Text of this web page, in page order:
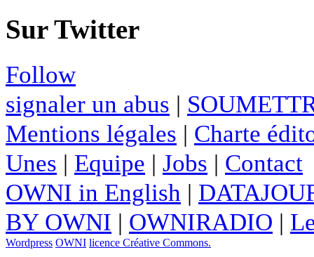
Sur Twitter
Follow
signaler un abus |
Mentions légales | Charte
Unes | Equipe | Jobs | Contact
OWNI in English |
BY OWNI | OWNIRADIO |
Wordpress OWNI licence Créative Commons.